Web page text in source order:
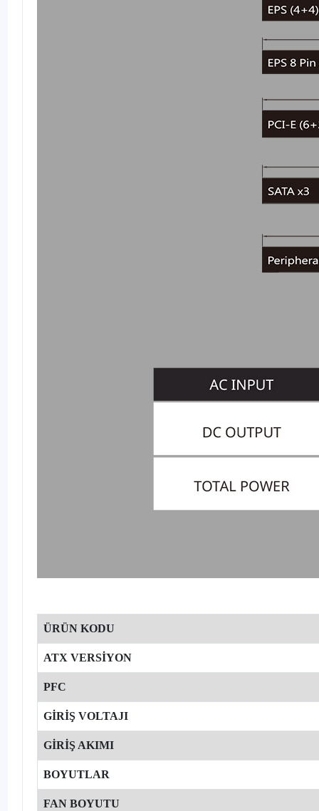
ÜRÜN KODU
ATX VERSİYON
PFC
GİRİŞ VOLTAJI
GİRİŞ AKIMI
BOYUTLAR
FAN BOYUTU